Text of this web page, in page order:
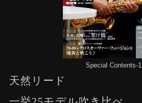
Special Contents-1
天然リード